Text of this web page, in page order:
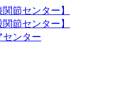
節センター】
節センター】
センター